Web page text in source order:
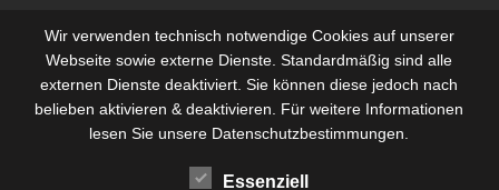
Wir verwenden technisch notwendige Cookies auf unserer
Webseite sowie externe Dienste. Standardmäßig sind alle
externen Dienste deaktiviert. Sie können diese jedoch nach
belieben aktivieren & deaktivieren. Für weitere Informationen
lesen Sie unsere Datenschutzbestimmungen.
Essenziell